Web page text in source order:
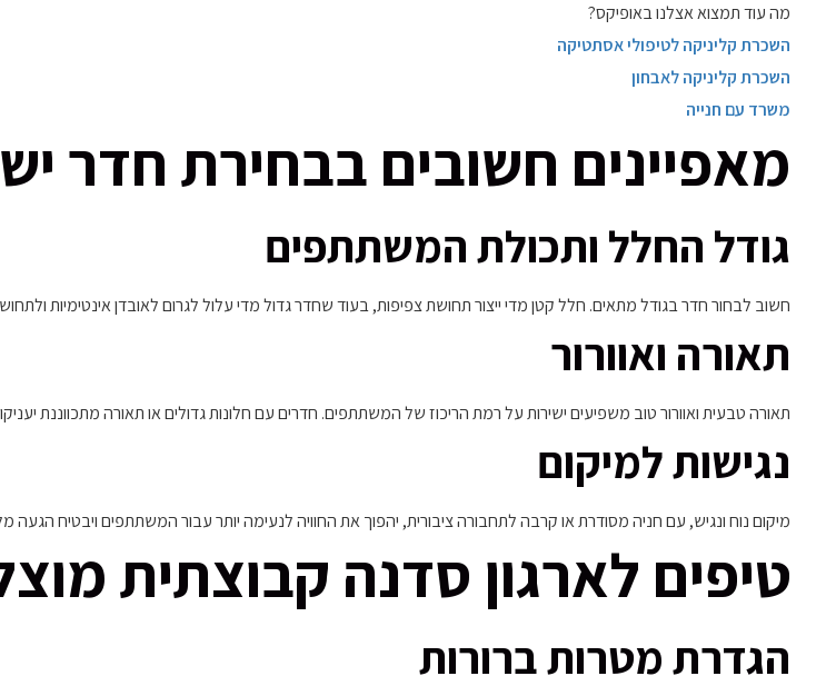
מה עוד תמצוא אצלנו באופיקס?
השכרת קליניקה לטיפולי אסתטיקה
השכרת קליניקה לאבחון
משרד עם חנייה
מאפיינים חשובים בבחירת חדר
גודל החלל ותכולת המשתתפים
חשוב לבחור חדר בגודל מתאים. חלל קטן מדי ייצור תחושת צפיפות, בעוד שחדר גדול מדי עלול לגרום לאובדן אינטימיות
תאורה ואוורור
תאורה טבעית ואוורור טוב משפיעים ישירות על רמת הריכוז של המשתתפים. חדרים עם חלונות גדולים או תאורה מתכווננת יעניקו
נגישות למיקום
מיקום נוח ונגיש, עם חניה מסודרת או קרבה לתחבורה ציבורית, יהפוך את החוויה לנעימה יותר עבור המשתתפים ויבטיח הגעה
טיפים לארגון סדנה קבוצתית
הגדרת מטרות ברורות